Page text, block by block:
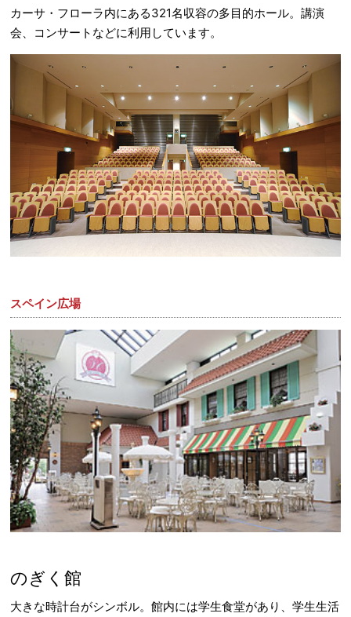
カーサ・フローラ内にある321名収容の多目的ホール。講演
会、コンサートなどに利用しています。
スペイン広場
のぎく館
大きな時計台がシンボル。館内には学生食堂があり、学生生活